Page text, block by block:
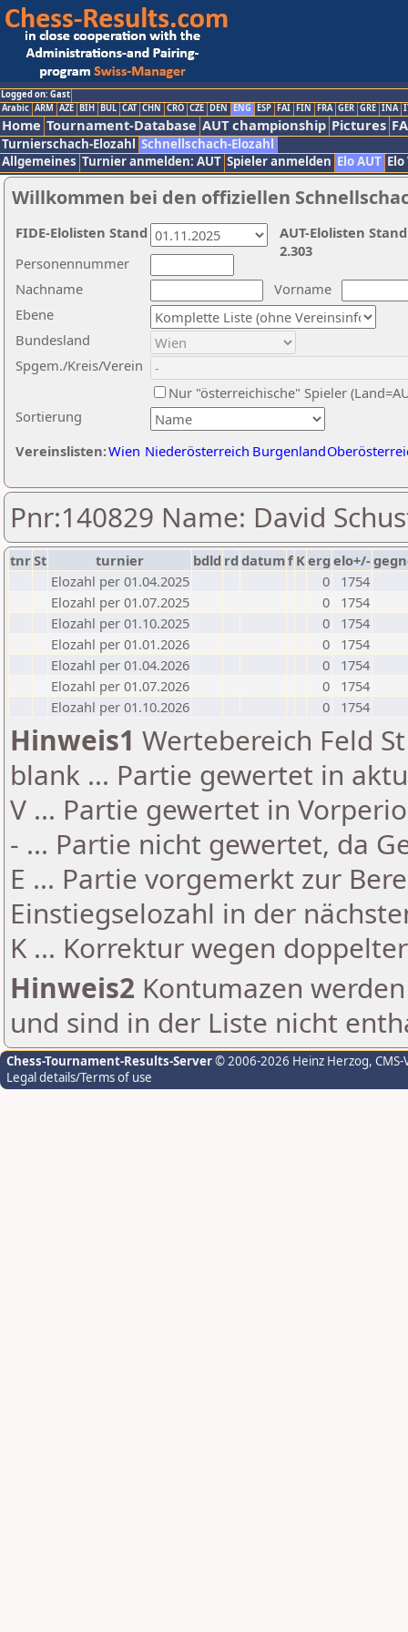
Logged on: Gast
Arabic ARM AZE BIH BUL CAT CHN CRO CZE DEN ENG ESP FAI FIN FRA GER GRE INA
Home Tournament-Database AUT championship Pictures
Turnierschach-Elozahl Schnellschach-Elozahl
Allgemeines Turnier anmelden: AUT Spieler anmelden Elo AUT
Willkommen bei den offiziellen
Nachname
Vorname
Ebene
Sortierung
Personennummer
Bundesland
Spgem./Kreis/Verein
Nur "österreichische" Spieler
Vereinslisten:Wien Niederösterreich Burgenland
AUT-Elolisten
2.303
FIDE-Elolisten Stand
Pnr:140829 Name: David
tnrSt turnier bdld rd datumf Kerg elo+/-
Elozahl per 01.04.2025
0
1754
Elozahl per 01.07.2025
0
1754
Elozahl per 01.10.2025
0
1754
Elozahl per 01.01.2026
0
1754
Elozahl per 01.04.2026
0
1754
Elozahl per 01.07.2026
0
1754
Elozahl per 01.10.2026
0 1754
Hinweis1 Wertebereich Feld
blank ... Partie gewertet in
V ... Partie gewertet in
- ... Partie nicht gewertet, da
E ... Partie vorgemerkt zur
Einstiegselozahl in der
K ... Korrektur wegen
Hinweis2 Kontumazen
und sind in der Liste nicht
Chess-Tournament-Results-Server© 2006-2026 Heinz Herzog,
Legal details/Terms of use